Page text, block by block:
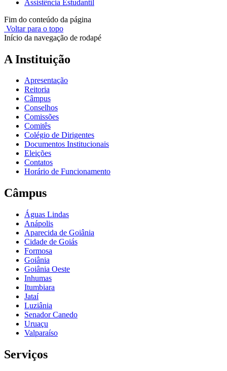
Assistência Estudantil
Fim do conteúdo da página
Voltar para o topo
Início da navegação de rodapé
A Instituição
Apresentação
Reitoria
Câmpus
Conselhos
Comissões
Comitês
Colégio de Dirigentes
Documentos Institucionais
Eleições
Contatos
Horário de Funcionamento
Câmpus
Águas Lindas
Anápolis
Aparecida de Goiânia
Cidade de Goiás
Formosa
Goiânia
Goiânia Oeste
Inhumas
Itumbiara
Jataí
Luziânia
Senador Canedo
Uruaçu
Valparaíso
Serviços